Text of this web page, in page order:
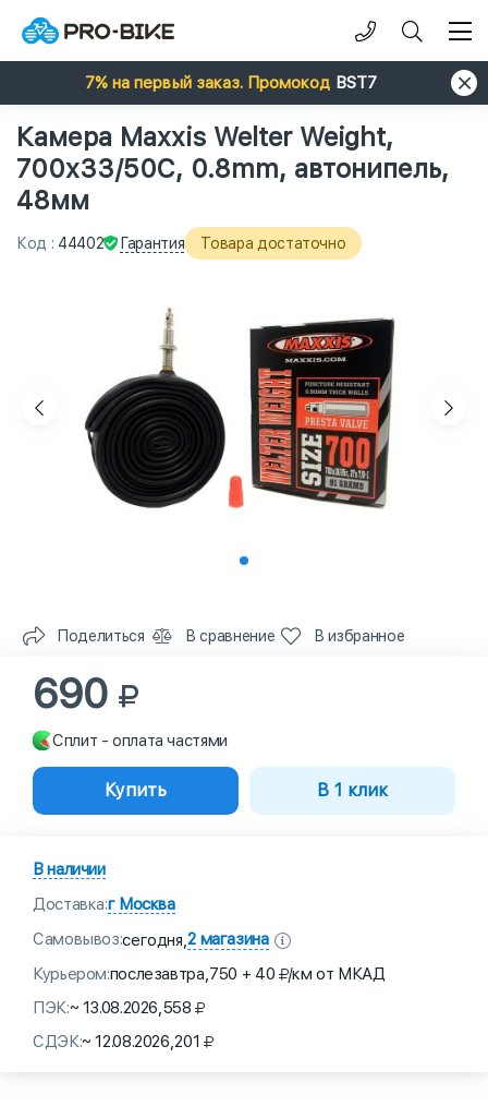
7% на первый заказ. Промокод BST7
Камера Maxxis Welter Weight,
700x33/50C, 0.8mm, автонипель,
48мм
Код : 44402 Гарантия Товара достаточно
Поделиться В сравнение В избранное
690
Сплит - оплата частями
Купить В 1 клик
В наличии
Доставка:г Москва
Самовывоз:сегодня,2 магазина
Курьером:послезавтра,750 + 40
/км от МКАД
ПЭК:~ 13.08.2026,558
СДЭК:~ 12.08.2026,201